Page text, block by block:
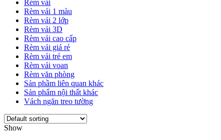
Rèm vải
Rèm vải 1 màu
Rèm vải 2 lớp
Rèm vải 3D
Rèm vải cao cấp
Rèm vải giá rẻ
Rèm vải trẻ em
Rèm vải voan
Rèm văn phòng
Sản phầm liên quan khác
Sản phẩm nội thất khác
Vách ngăn treo tường
Show